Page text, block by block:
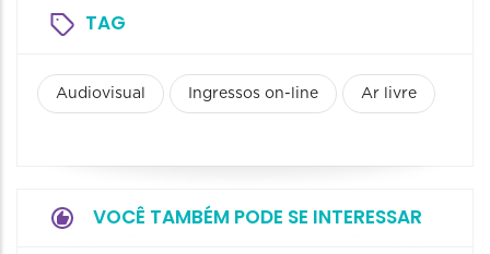
TAG
Audiovisual Ingressos on-line Ar livre
VOCÊ TAMBÉM PODE SE INTERESSAR